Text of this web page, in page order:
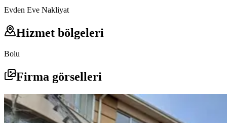
Evden Eve Nakliyat
Hizmet bölgeleri
Bolu
Firma görselleri